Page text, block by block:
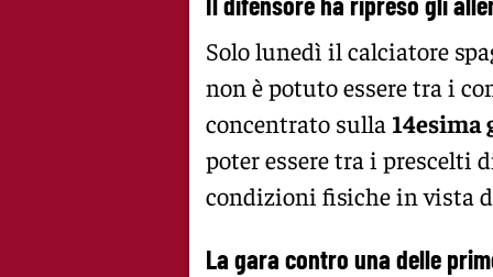
Solo lunedì il calciatore
non è potuto essere tra i
concentrato sulla
poter essere tra i prescelti
condizioni fisiche in vista
La gara contro una delle